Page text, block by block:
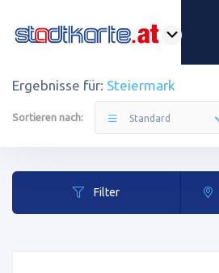
Ergebnisse für: Steiermark
Sortieren nach: Standard
Filter